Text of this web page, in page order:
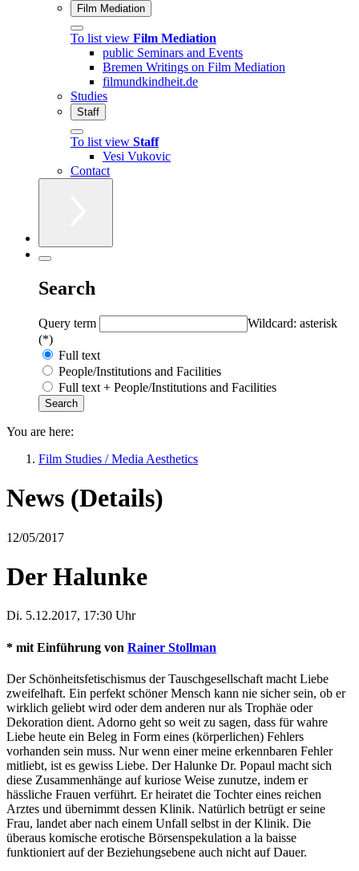
Film Mediation
To list view Film Mediation
public Seminars and Events
Bremen Writings on Film Mediation
filmundkindheit.de
Studies
Staff
To list view Staff
Vesi Vukovic
Contact
Search
Query term
Wildcard: asterisk
(*)
Full text
People/Institutions and Facilities
Full text + People/Institutions and Facilities
You are here:
Film Studies / Media Aesthetics
News (Details)
12/05/2017
Der Halunke
Di. 5.12.2017, 17:30 Uhr
* mit Einführung von Rainer Stollman
Der Schönheitsfetischismus der Tauschgesellschaft macht Liebe
zweifelhaft. Ein perfekt schöner Mensch kann nie sicher sein, ob er
wirklich geliebt wird oder dem anderen nur als Trophäe oder
Dekoration dient. Adorno geht so weit zu sagen, dass für wahre
Liebe heute ein Beleg in Form eines (körperlichen) Fehlers
vorhanden sein muss. Nur wenn einer meine erkennbaren Fehler
mitliebt, ist es gewiss Liebe. Der Halunke Dr. Popaul macht sich
diese Zusammenhänge auf kuriose Weise zunutze, indem er
hässliche Frauen verführt. Er heiratet die Tochter eines reichen
Arztes und übernimmt dessen Klinik. Natürlich betrügt er seine
Frau, landet aber nach einem Unfall selbst in der Klinik. Die
überaus komische erotische Börsenspekulation a la baisse
funktioniert auf der Beziehungsebene auch nicht auf Dauer.